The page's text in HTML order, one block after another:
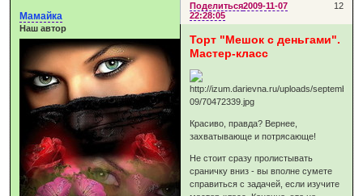
Поделиться 12
2009-11-07
22:28:05
Мамайка
Наш автор
Торт "Мешок с деньгами".
Мастер-класс
Красиво, правда? Вернее,
захватывающе и потрясающе!
Не стоит сразу пролистывать
сраничку вниз - вы вполне сумете
справиться с задачей, если изучите